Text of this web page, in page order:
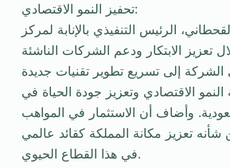
تحفيز النمو الاقتصادي:
الرئيس التنفيذي بالإنابة لمركز
تعزيز الابتكار ودعم الشركات الناشئة
إلى تسريع تطوير تقنيات جديدة
الاقتصادي وتعزيز جودة الحياة في
وأضاف أن الاستثمار في المواهب
شأنه تعزيز مكانة المملكة كقائد عالمي
في هذا القطاع الحيوي.